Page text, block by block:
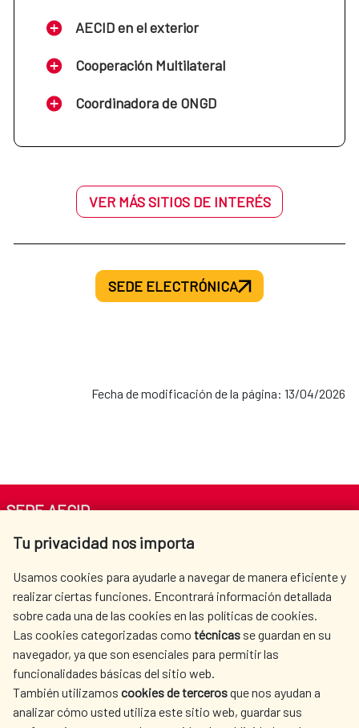
AECID en el exterior
Cooperación Multilateral
Coordinadora de ONGD
VER MÁS SITIOS DE INTERÉS
SEDE ELECTRÓNICA
Fecha de modificación de la página: 13/04/2026
Tu privacidad nos importa
Usamos cookies para ayudarle a navegar de manera eficiente y
realizar ciertas funciones. Encontrará información detallada
sobre cada una de las cookies en las políticas de cookies.
Las cookies categorizadas como técnicas se guardan en su
navegador, ya que son esenciales para permitir las
funcionalidades básicas del sitio web.
También utilizamos cookies de tercerosque nos ayudan a
analizar cómo usted utiliza este sitio web, guardar sus
SEDE AECID
Av. Reyes Católicos 4 - 28040 Madrid
centro.informacion@aecid.es
LA AECID
DÓNDE COOPERAMOS
ACCIÓN HUMANITARIA
SALA DE PRENSA
CULTURA Y CIENCIA
BIBLIOTECA